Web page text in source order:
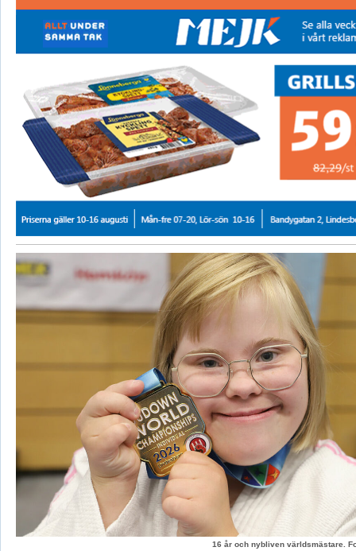
16 år och nybliven världsmästare.